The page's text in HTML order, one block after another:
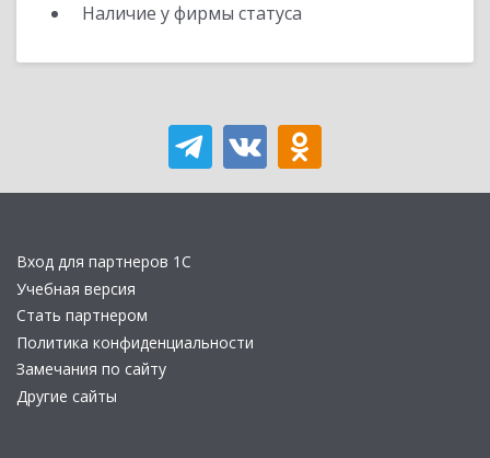
Наличие у фирмы статуса
Вход для партнеров 1С
Учебная версия
Стать партнером
Политика конфиденциальности
Замечания по сайту
Другие сайты